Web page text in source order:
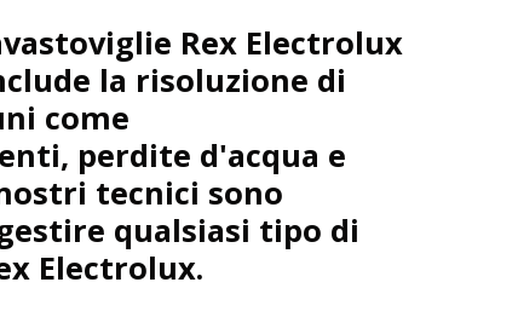
Rex Electrolux
la risoluzione di
come
perdite d'acqua e
tecnici sono
qualsiasi tipo di
Electrolux.